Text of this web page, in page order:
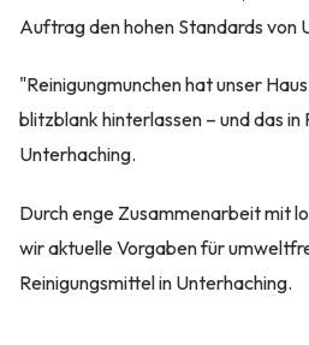
Auftrag den hohen Standards von
"Reinigungmunchen hat unser
blitzblank hinterlassen – und das in
Unterhaching.
Durch enge Zusammenarbeit mit
wir aktuelle Vorgaben für
Reinigungsmittel in Unterhaching.